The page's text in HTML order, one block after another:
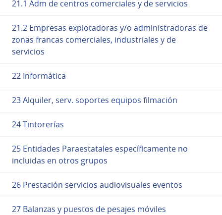
21.1 Adm de centros comerciales y de servicios
21.2 Empresas explotadoras y/o administradoras de
zonas francas comerciales, industriales y de
servicios
22 Informática
23 Alquiler, serv. soportes equipos filmación
24 Tintorerías
25 Entidades Paraestatales específicamente no
incluidas en otros grupos
26 Prestación servicios audiovisuales eventos
27 Balanzas y puestos de pesajes móviles